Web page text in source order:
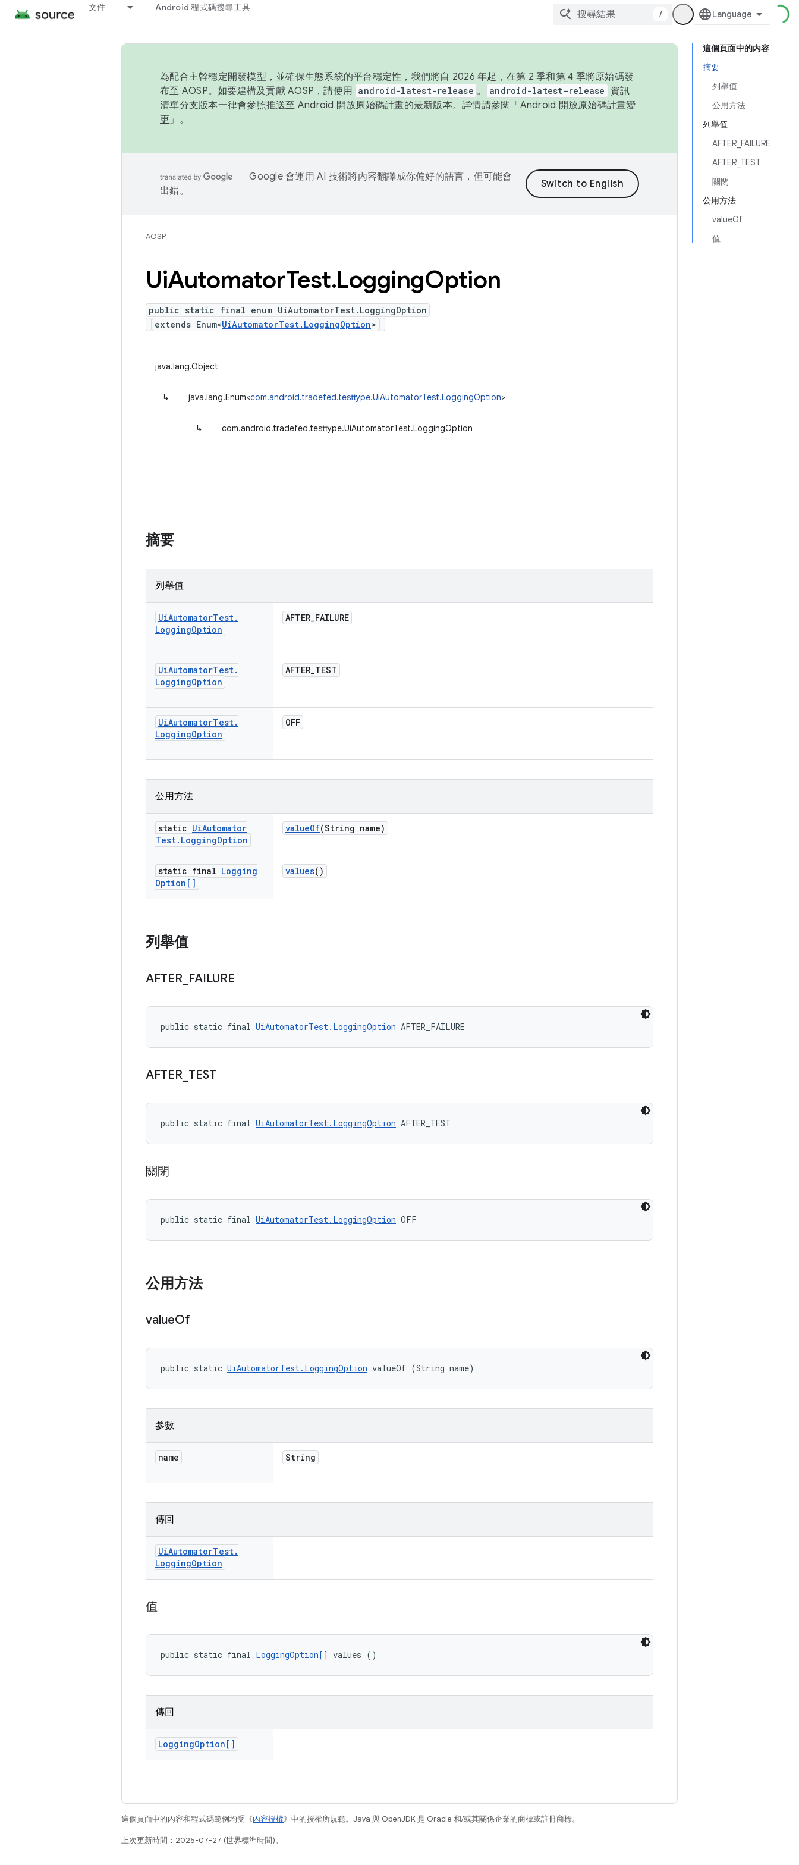
文件 Android 程式碼搜尋工具
/
這個頁面中的內容
摘要
列舉值
公用方法
列舉值
AFTER_FAILURE
AFTER_TEST
關閉
公用方法
valueOf
值
為配合主幹穩定開發模型，並確保生態系統的平台穩定性，我們將自 2026 年起，在第 2 季和第 4 季將原始碼發
布至 AOSP。如要建構及貢獻 AOSP，請使用 android-latest-release 。 android-latest-release
資訊
清單分支版本一律會參照推送至 Android 開放原始碼計畫的最新版本。詳情請參閱「 Android 開放原始碼計畫變
更 」。
Google 會運用 AI 技術將內容翻譯成你偏好的語言，但可能會
出錯。
AOSP
UiAutomatorTest.LoggingOption
public static final enum UiAutomatorTest.LoggingOption
extends Enum<UiAutomatorTest.LoggingOption>
java.lang.Object
↳ java.lang.Enum<com.android.tradefed.testtype.UiAutomatorTest.LoggingOption>
↳ com.android.tradefed.testtype.UiAutomatorTest.LoggingOption
摘要
列舉值
UiAutomatorTest.
LoggingOption
AFTER_FAILURE
UiAutomatorTest.
LoggingOption
AFTER_TEST
UiAutomatorTest.
LoggingOption
OFF
公用方法
static UiAutomator
Test. LoggingOption
valueOf(String name)
static final Logging
Option[]
values()
列舉值
AFTER FAILURE
public static final UiAutomatorTest.LoggingOption AFTER_FAILURE
AFTER TEST
public static final UiAutomatorTest.LoggingOption AFTER_TEST
關閉
public static final UiAutomatorTest.LoggingOption OFF
公用方法
valueOf
public static UiAutomatorTest.LoggingOption valueOf (String name)
參數
name String
傳回
UiAutomatorTest.
LoggingOption
值
public static final LoggingOption[] values ()
傳回
LoggingOption[]
這個頁面中的內容和程式碼範例均受《內容授權》中的授權所規範。Java 與 OpenJDK 是 Oracle 和/或其關係企業的商標或註冊商標。
上次更新時間：2025-07-27 (世界標準時間)。